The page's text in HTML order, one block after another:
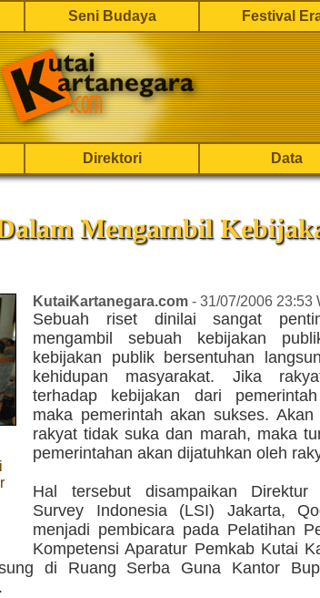
Seni Budaya Festival
Direktori Data
Mengambil
KutaiKartanegara.com - 31/07/2006 23:53
Sebuah riset dinilai sangat
mengambil sebuah kebijakan
kebijakan publik bersentuhan
kehidupan masyarakat. Jika
terhadap kebijakan dari
maka pemerintah akan sukses.
rakyat tidak suka dan marah, maka
pemerintahan akan dijatuhkan oleh
Hal tersebut disampaikan Direktur
Survey Indonesia (LSI) Jakarta,
menjadi pembicara pada Pelatihan
Kompetensi Aparatur Pemkab Kutai
di Ruang Serba Guna Kantor